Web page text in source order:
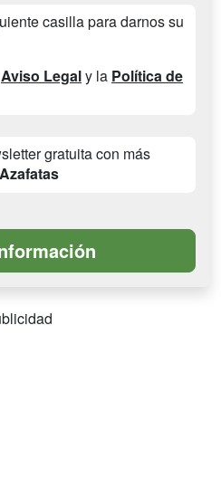
casilla para darnos su
Aviso Legaly la Política de
gratuita con más